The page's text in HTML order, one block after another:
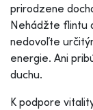
prirodzene
Nehádžte flintu
nedovoľte
energie. Ani
duchu.
K podpore